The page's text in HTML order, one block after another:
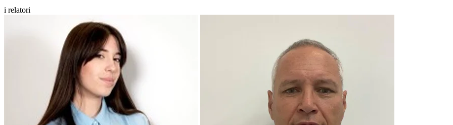
i relatori